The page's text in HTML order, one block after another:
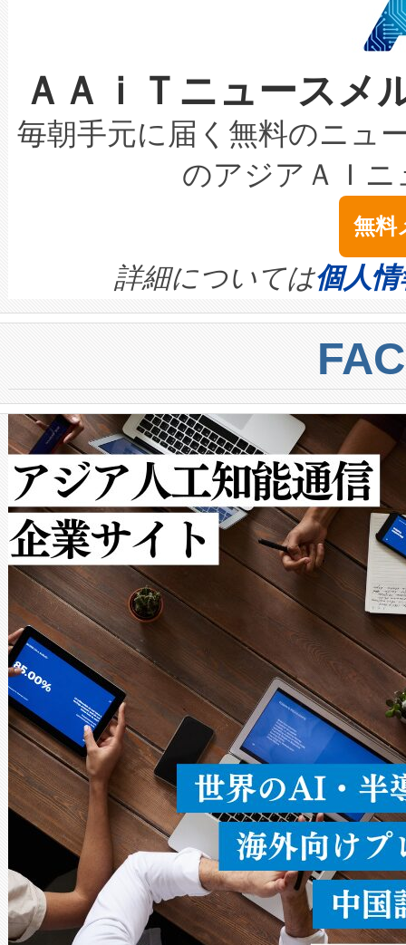
選定された製品について、自
取得できる可能性もあります
設には、3億～4億ドルかか
最高経営責任者（CEO）であ
す。「当社のfully-connected
ームを利用すれば、6,000万
きます。この効率性は、フェ
系統連系を迅速にし、ピーク
限を超えて利用可能な電力容
持できるよう貢献します。こ
ービスレベル契約（SLA）違
テリー性能の劣化によるダウ
念は、現在データセンターが
ます。 Voltaiq provides a
quality and reliability for AI
BESS stack to ensure battery
centers. Voltaiqは、ai&のAI
からシステム統合、試運転、
クルの各段階のデータを監視
[…]
ケーブル、枝などの細かな対
なレーザースポットにより、
な環境下でも豊かなディテー
キロメートル範囲を検出
LiDAR for Inspections,
は1535 nmレーザーを搭載。
イズの小径化を実現すること
す。ノーマルモードでは、
ートル先まで検出でき、これ
トに対して約600メートルに
では、反射率10％のターゲッ
で向上し、最大検知距離は
ットだけで最大1キロメート
ルの変電所周囲を監視でき、
作業と点群処理を簡素化でき
Avia 2は、2種類のFOVオプシ
× 80°のノーマルモード、長
ードを切り替えて使用するこ
ることなく、単一のデバイス
うにします。遠距離まで届く
密度なスキャ […]
ＡＡｉＴニュース
毎朝手元に届く無料のニュ
のアジアＡＩ
無料
詳細については個人